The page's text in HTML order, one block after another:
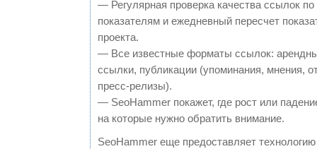
— Регулярная проверка качества ссылок
показателям и ежедневный пересчет
проекта.
— Все известные форматы ссылок:
ссылки, публикации (упоминания, мнения,
пресс-релизы).
— SeoHammer покажет, где рост или
на которые нужно обратить внимание.
SeoHammer еще предоставляет